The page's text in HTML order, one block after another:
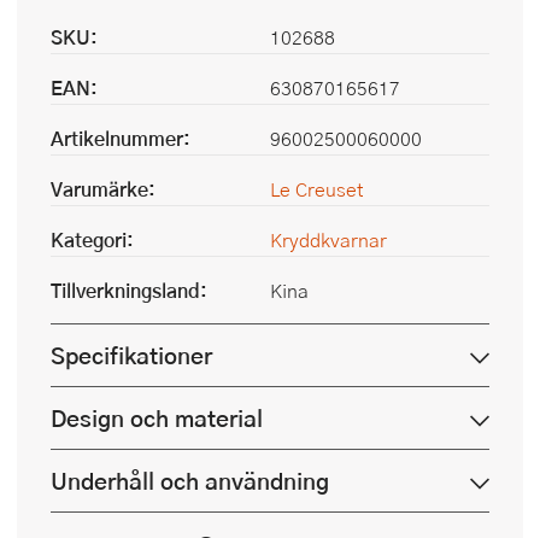
SKU:
102688
EAN:
630870165617
Artikelnummer:
96002500060000
Varumärke:
Le Creuset
Kategori:
Kryddkvarnar
Tillverkningsland:
Kina
Specifikationer
Design och material
Underhåll och användning